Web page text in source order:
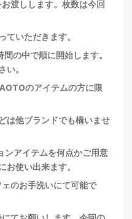
渡しします。枚数は今回
いただきます。
間の中で順に開始します。
。
のアイテムの方に限
は他ブランドでも構いませ
アイテムを何点かご用意
お使い出来ます。
のお手洗いにて可能で